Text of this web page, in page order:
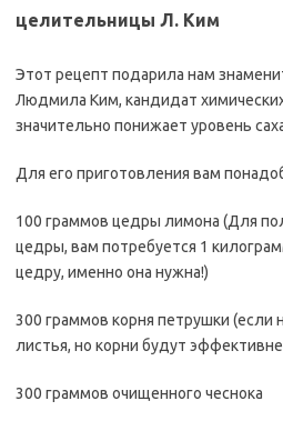
целительницы Л. Ким
Этот рецепт подарила нам
Людмила Ким, кандидат
значительно понижает уровень
Для его приготовления вам
100 граммов цедры лимона (Для
цедры, вам потребуется 1
цедру, именно она нужна!)
300 граммов корня петрушки (если
листья, но корни будут
300 граммов очищенного чеснока